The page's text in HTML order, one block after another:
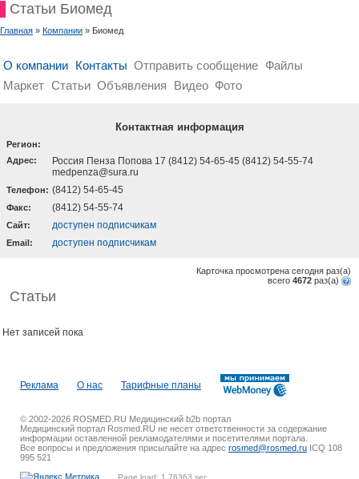
Статьи Биомед
Главная » Компании » Биомед
О компании Контакты Отправить сообщение Файлы
Маркет Статьи Объявления Видео Фото
Контактная информация
Регион:
Адрес:
Россия Пенза Попова 17 (8412) 54-65-45 (8412) 54-55-74
medpenza@sura.ru
Телефон: (8412) 54-65-45
Факс: (8412) 54-55-74
Cайт: доступен подписчикам
Email: доступен подписчикам
Карточка просмотрена сегодня раз(a)
всего 4672 раз(a)
Статьи
Нет записей пока
Реклама О нас Тарифные планы
© 2002-2026 ROSMED.RU Медицинский b2b портал
Медицинский портал Rosmed.RU не несет ответственности за содержание
информации оставленной рекламодателями и посетителями портала.
Все вопросы и предложения присылайте на адрес rosmed@rosmed.ru ICQ 108
995 521
Page load: 1.76363 sec